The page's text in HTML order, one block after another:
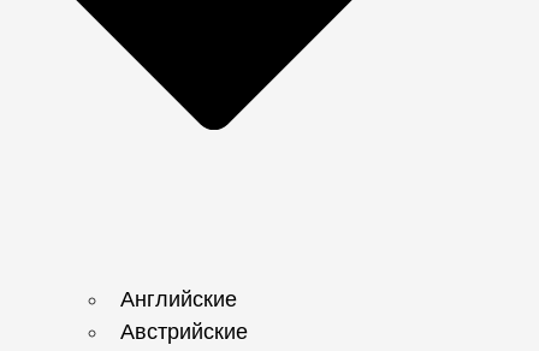
Английские
Австрийские